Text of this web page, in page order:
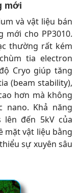
mới
và vật liệu bán
cho PP3010.
thường rất kém
tia electron
Cryo giúp tăng
(beam stability),
hơn mà không
nano. Khả năng
lên đến 5kV của
mặt vật liệu bằng
sự xuyên sâu